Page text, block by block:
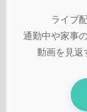
ライブ
通勤中や家事
動画を見返